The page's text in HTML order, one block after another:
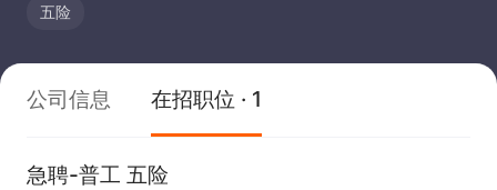
五险
公司信息 在招职位 · 1
急聘-普工 五险